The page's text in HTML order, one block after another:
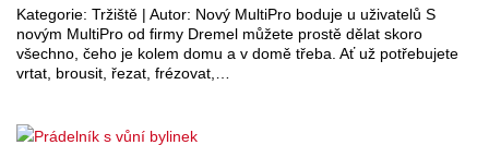
Kategorie: Tržiště | Autor: Nový MultiPro boduje u uživatelů S
novým MultiPro od firmy Dremel můžete prostě dělat skoro
všechno, čeho je kolem domu a v domě třeba. Ať už potřebujete
vrtat, brousit, řezat, frézovat,…